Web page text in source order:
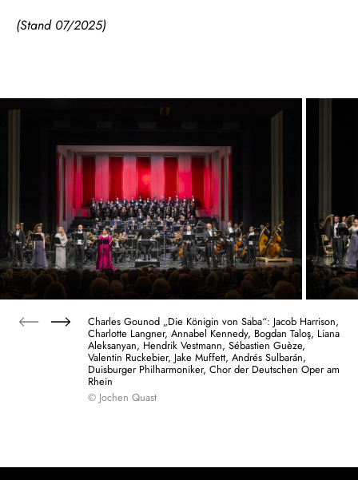
(Stand 07/2025)
Charles Gounod „Die Königin von Saba“: Jacob Harrison,
Charlotte Langner, Annabel Kennedy, Bogdan Taloş, Liana
Aleksanyan, Hendrik Vestmann, Sébastien Guèze,
Valentin Ruckebier, Jake Muffett, Andrés Sulbarán,
Duisburger Philharmoniker, Chor der Deutschen Oper am
Rhein
© Jochen Quast